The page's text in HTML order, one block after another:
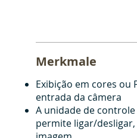
Merkmale
Exibição em cores ou
entrada da câmera
A unidade de
permite ligar/